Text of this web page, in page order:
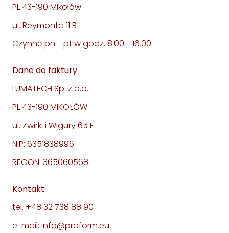
PL 43-190 Mikołów
ul. Reymonta 11 B
Czynne pn - pt w godz. 8.00 - 16.00
Dane do faktury
LUMATECH Sp. z o.o.
PL 43-190 MIKOŁÓW
ul. Żwirki i Wigury 65 F
NIP: 6351838996
REGON: 365060568
Kontakt:
tel. +48 32 738 88 90
e-mail: info@proform.eu